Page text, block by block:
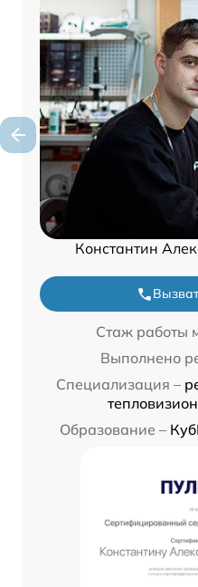
Константин
Стаж работы
Выполнено
Специализация –
Образование –